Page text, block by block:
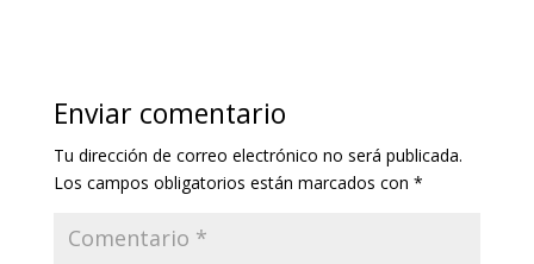
Enviar comentario
Tu dirección de correo electrónico no será publicada.
Los campos obligatorios están marcados con *